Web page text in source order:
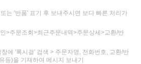
는 '반품' 표기 후 보내주시면 보다 빠른 처리가
>주문조회>최근주문내역>주문상세>교환/반
에 '록시걸' 검색 > 주문자명, 전화번호, 교환/반
등)을 기재하여 메시지 보내기